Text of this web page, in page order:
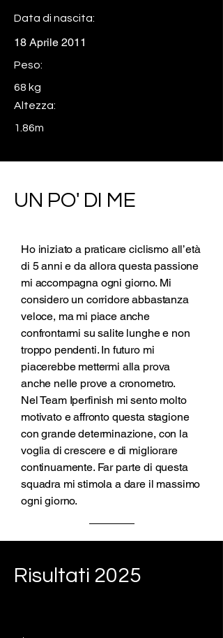
Data di nascita:
18 Aprile 2011
Peso:
68 kg
Altezza:
1.86m
UN PO' DI ME
Ho iniziato a praticare ciclismo all’età
di 5 anni e da allora questa passione
mi accompagna ogni giorno. Mi
considero un corridore abbastanza
veloce, ma mi piace anche
confrontarmi su salite lunghe e non
troppo pendenti. In futuro mi
piacerebbe mettermi alla prova
anche nelle prove a cronometro.
Nel Team Iperfinish mi sento molto
motivato e affronto questa stagione
con grande determinazione, con la
voglia di crescere e di migliorare
continuamente. Far parte di questa
squadra mi stimola a dare il massimo
ogni giorno.
Risultati 2025